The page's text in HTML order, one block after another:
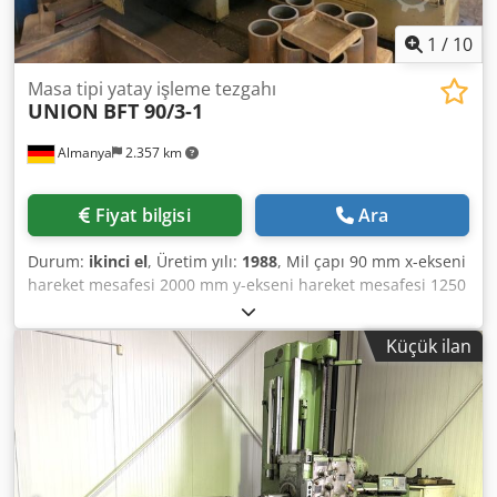
1 / 10
Almanya 2.357 km
Masa tipi yatay işleme tezgahı
UNION BFT 90/3-1
Fiyat bilgisi Ara
Durum: ikinci el, Üretim yılı: 1988, Mil çapı 90 mm x-ekseni
hareket mesafesi 2000 mm y-ekseni hareket mesafesi 1250
mm z-ekseni hareket mesafesi 1250 mm Mil devir sayısı 8-
1600 d/dak Mil strok uzunluğu 720 mm İlerleme 1-2500
mm/dev Makine ağırlığı yaklaşık 9,1 t 31881-07/9 Teknik
veriler üretici veya işletmeciden alınan bilgilerdir ve bizim
için bağlayıcı değildir. Ara satış hakkımız saklıdır; yalnızca
iş ve satış şartlarımız geçerlidir. Hakkımızda Cedpfxeyutqkj
Alrjha Depoda 400’den fazla kendi makinemiz 15.000
m²’den fazla depo alanı, vinç kapasitesi 70 t Atölyeniz için
Küçük ilan